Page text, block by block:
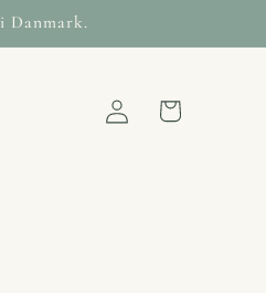
Danmark.
Log
in
Cart